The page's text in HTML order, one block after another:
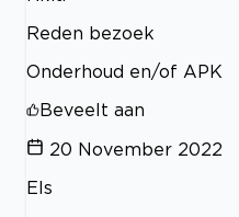
Reden bezoek
Onderhoud en/of APK
Beveelt aan
20 November 2022
Els